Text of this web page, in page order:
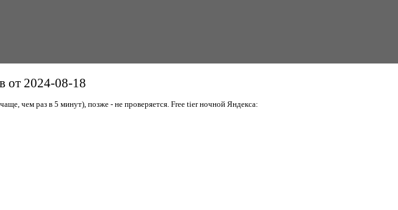
от 2024-08-18
чем раз в 5 минут), позже - не проверяется. Free tier ночной Яндекса: